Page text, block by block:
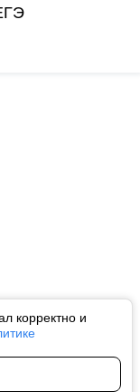
корректно и